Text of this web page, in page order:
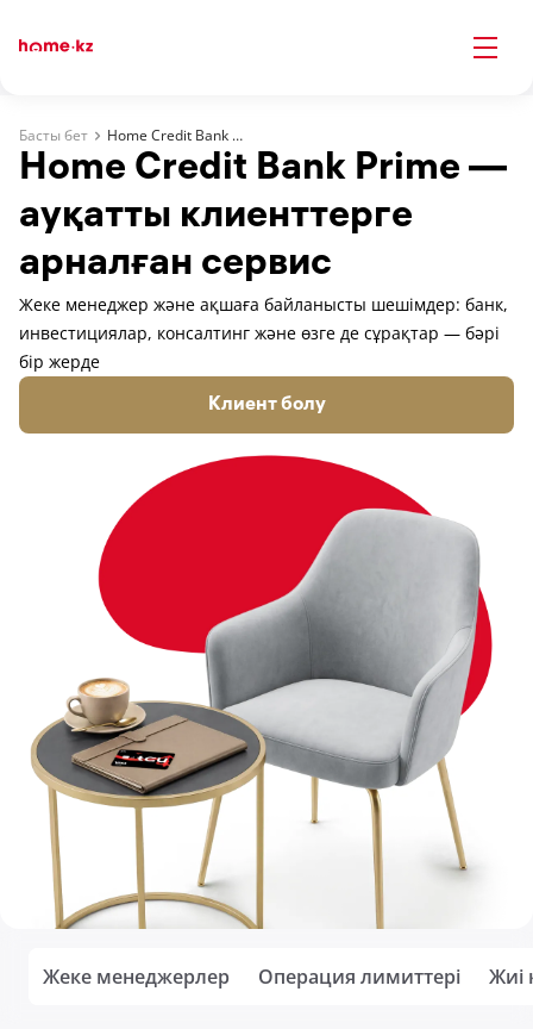
Басты бет Home Credit Bank Prime
Home Credit Bank Prime —
ауқатты клиенттерге
арналған сервис
Жеке менеджер және ақшаға байланысты шешімдер: банк,
инвестициялар, консалтинг және өзге де сұрақтар — бәрі
бір жерде
Клиент болу
Жеке менеджерлер Операция лимиттері Жиі